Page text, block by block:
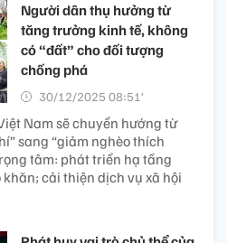
Người dân thụ hưởng từ
tăng trưởng kinh tế, không
có “đất” cho đối tượng
chống phá
30/12/2025 08:51’
Nam sẽ chuyển hướng từ
sang “giảm nghèo thích
tâm: phát triển hạ tầng
cải thiện dịch vụ xã hội